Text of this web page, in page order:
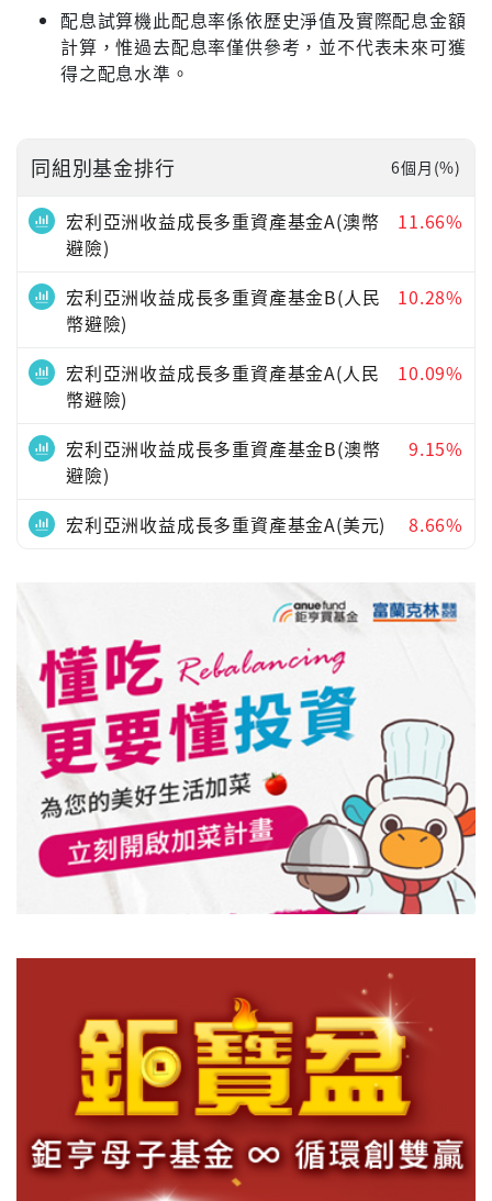
配息試算機此配息率係依歷史淨值及實際配息金額
計算，惟過去配息率僅供參考，並不代表未來可獲
得之配息水準。
同組別基金排行 6個月(%)
宏利亞洲收益成長多重資產基金A(澳幣
避險)
11.66%
宏利亞洲收益成長多重資產基金B(人民
幣避險)
10.28%
宏利亞洲收益成長多重資產基金A(人民
幣避險)
10.09%
宏利亞洲收益成長多重資產基金B(澳幣
避險)
9.15%
宏利亞洲收益成長多重資產基金A(美元) 8.66%